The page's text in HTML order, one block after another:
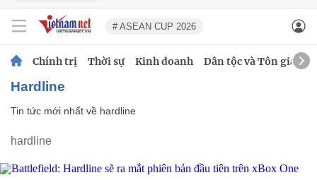
# ASEAN CUP 2026
Chính trị Thời sự Kinh doanh Dân tộc và Tôn giáo
hardline
Tin tức mới nhất về hardline
hardline